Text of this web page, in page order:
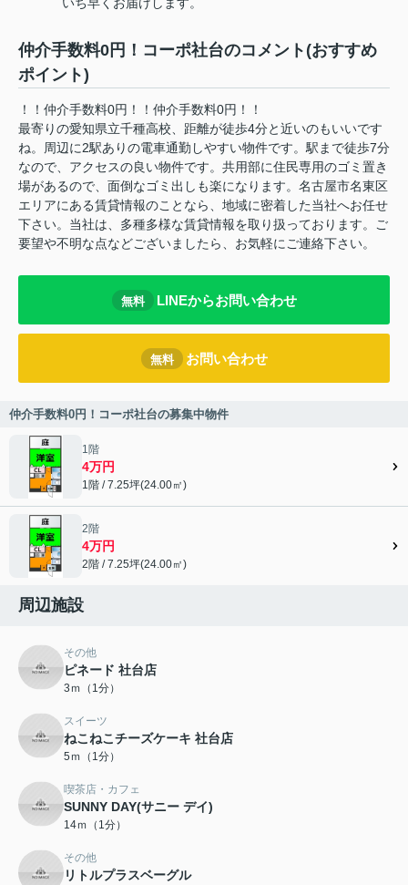
仲介手数料0円！コーポ社台のコメント(おすすめ
ポイント)
！！仲介手数料0円！！仲介手数料0円！！
最寄りの愛知県立千種高校、距離が徒歩4分と近いのもいいです
ね。周辺に2駅ありの電車通勤しやすい物件です。駅まで徒歩7分
なので、アクセスの良い物件です。共用部に住民専用のゴミ置き
場があるので、面倒なゴミ出しも楽になります。名古屋市名東区
エリアにある賃貸情報のことなら、地域に密着した当社へお任せ
下さい。当社は、多種多様な賃貸情報を取り扱っております。ご
要望や不明な点などございましたら、お気軽にご連絡下さい。
無料 LINEからお問い合わせ
無料 お問い合わせ
仲介手数料0円！コーポ社台の募集中物件
1階
4万円
1階 / 7.25坪(24.00㎡)
2階
4万円
2階 / 7.25坪(24.00㎡)
周辺施設
その他
ピネード 社台店
3ｍ（1分）
スイーツ
ねこねこチーズケーキ 社台店
5ｍ（1分）
喫茶店・カフェ
SUNNY DAY(サニー デイ)
14ｍ（1分）
その他
リトルプラスベーグル